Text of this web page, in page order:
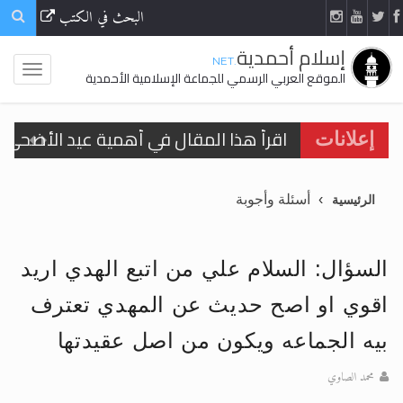
البحث في الكتب
إسلام أحمدية.NET
الموقع العربي الرسمي للجماعة الإسلامية الأحمدية
إعلانات
اقرأ هذا المقال في أهمية عيد
تعميم هامّ لأفراد الجماعة >> المزيد
تعميم هامّ لأفراد الجماعة >> المزيد
الرئيسية أسئلة وأجوبة
السؤال: السلام علي من اتبع الهدي اريد
اقوي او اصح حديث عن المهدي تعترف
بيه الجماعه ويكون من اصل عقيدتها
محمد الصاوي